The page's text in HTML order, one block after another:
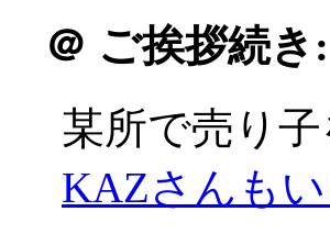
＠ ご挨拶続き:
某所で売り
KAZさんも